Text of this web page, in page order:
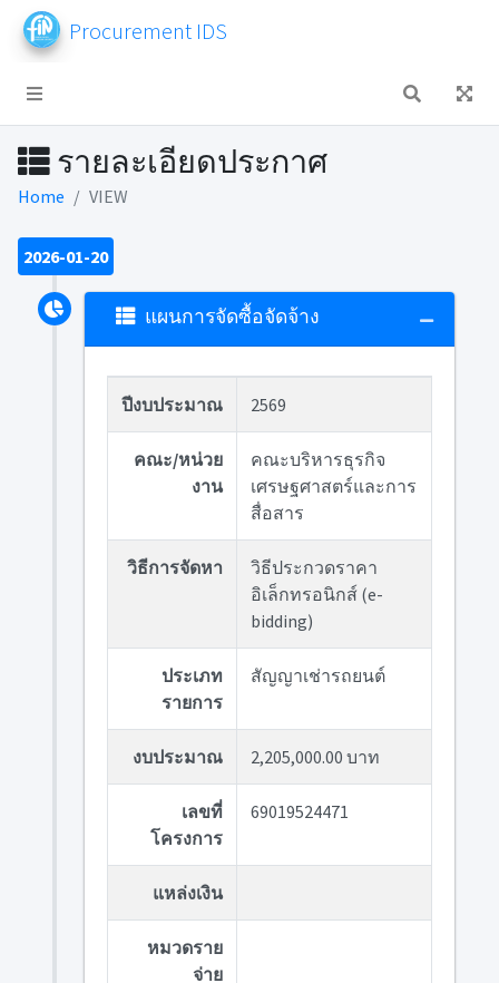
Procurement IDS
รายละเอียดประกาศ
Home VIEW
2026-01-20
แผนการจัดซื้อจัดจ้าง
ปีงบประมาณ 2569
คณะ/หน่วย
งาน
คณะบริหารธุรกิจ
เศรษฐศาสตร์และการ
สื่อสาร
วิธีการจัดหา
วิธีประกวดราคา
อิเล็กทรอนิกส์ (e-
bidding)
ประเภท
รายการ
สัญญาเช่ารถยนต์
งบประมาณ 2,205,000.00 บาท
เลขที่
โครงการ
69019524471
แหล่งเงิน
หมวดราย
จ่าย